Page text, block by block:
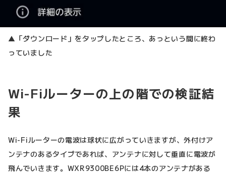
▲「ダウンロード」をタップしたところ、あっという間に終わ
っていました
Wi-Fiルーターの上の階での検証結
果
Wi-Fiルーターの電波は球状に広がっていきますが、外付けア
ンテナのあるタイプであれば、アンテナに対して垂直に電波が
飛んでいきます。WXR9300BE6Pには4本のアンテナがある